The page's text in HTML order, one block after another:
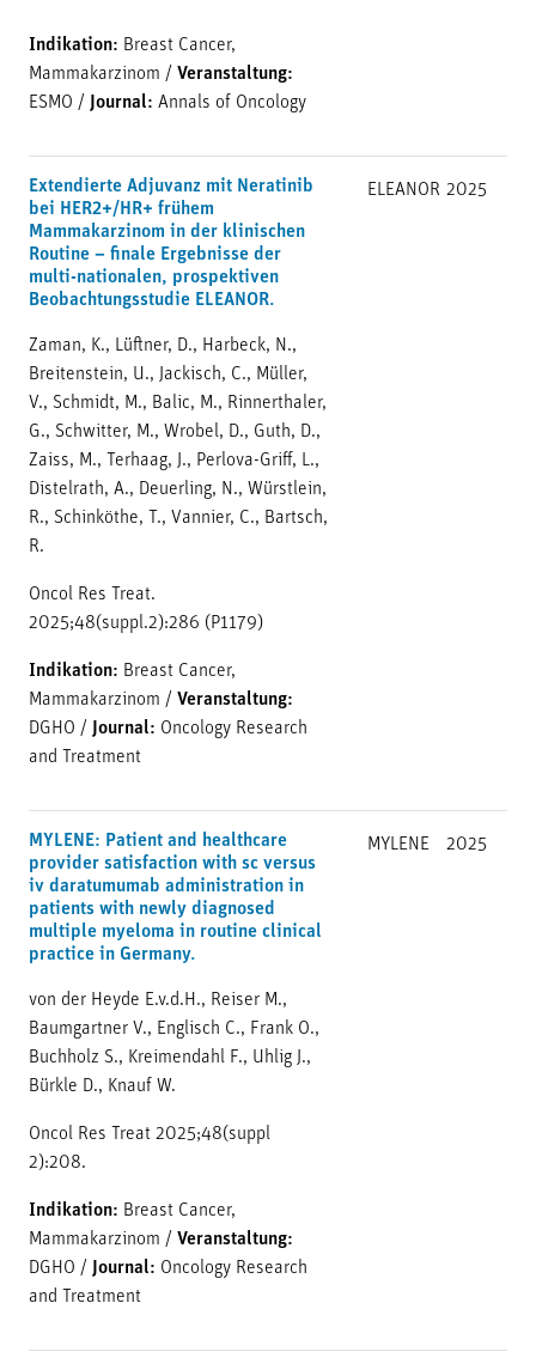
Indikation: Breast Cancer,
Mammakarzinom / Veranstaltung:
ESMO / Journal: Annals of Oncology
Extendierte Adjuvanz mit Neratinib
bei HER2+/HR+ frühem
Mammakarzinom in der klinischen
Routine – finale Ergebnisse der
multi-nationalen, prospektiven
Beobachtungsstudie ELEANOR.
Zaman, K., Lüftner, D., Harbeck, N.,
Breitenstein, U., Jackisch, C., Müller,
V., Schmidt, M., Balic, M., Rinnerthaler,
G., Schwitter, M., Wrobel, D., Guth, D.,
Zaiss, M., Terhaag, J., Perlova-Griff, L.,
Distelrath, A., Deuerling, N., Würstlein,
R., Schinköthe, T., Vannier, C., Bartsch,
R.
Oncol Res Treat.
2025;48(suppl.2):286 (P1179)
Indikation: Breast Cancer,
Mammakarzinom / Veranstaltung:
DGHO / Journal: Oncology Research
and Treatment
ELEANOR 2025
MYLENE: Patient and healthcare
provider satisfaction with sc versus
iv daratumumab administration in
patients with newly diagnosed
multiple myeloma in routine clinical
practice in Germany.
von der Heyde E.v.d.H., Reiser M.,
Baumgartner V., Englisch C., Frank O.,
Buchholz S., Kreimendahl F., Uhlig J.,
Bürkle D., Knauf W.
Oncol Res Treat 2025;48(suppl
2):208.
Indikation: Breast Cancer,
Mammakarzinom / Veranstaltung:
DGHO / Journal: Oncology Research
and Treatment
MYLENE 2025